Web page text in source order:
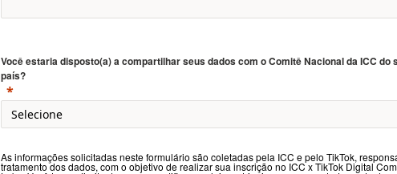
Você estaria disposto(a) a compartilhar seus dados com o Comitê Nacional da ICC do
país?
As informações solicitadas neste formulário são coletadas pela ICC e pelo TikTok,
tratamento dos dados, com o objetivo de realizar sua inscrição no ICC x TikTok Digital